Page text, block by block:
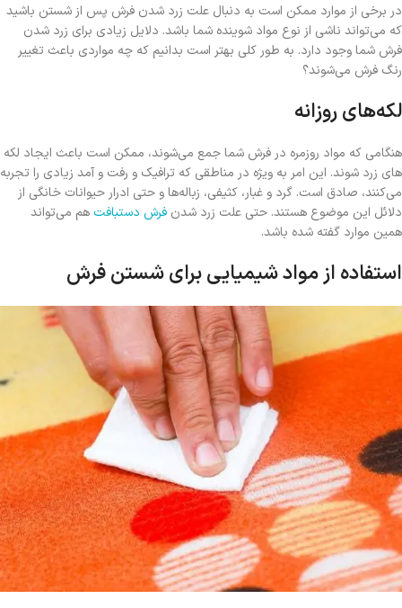
در برخی از موارد ممکن است به دنبال علت زرد شدن فرش پس از شستن باشید
که می‌تواند ناشی از نوع مواد شوینده شما باشد. دلایل زیادی برای زرد شدن
فرش شما وجود دارد. به طور کلی بهتر است بدانیم که چه مواردی باعث تغییر
رنگ فرش می‌شوند؟
لکه‌های روزانه
هنگامی که مواد روزمره در فرش شما جمع می‌شوند، ممکن است باعث ایجاد لکه‌
های زرد شوند. این امر به ویژه در مناطقی که ترافیک و رفت و آمد زیادی را تجربه
می‌کنند، صادق است. گرد و غبار، کثیفی، زباله‌ها و حتی ادرار حیوانات خانگی از
دلائل این موضوع هستند. حتی علت زرد شدن فرش دستبافت هم می‌تواند
همین موارد گفته شده باشد.
استفاده از مواد شیمیایی برای شستن فرش